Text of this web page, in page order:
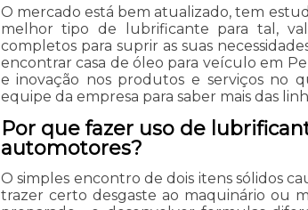
O mercado está bem atualizado, tem
melhor tipo de lubrificante para tal,
completos para suprir as suas
encontrar casa de óleo para veículo em
e inovação nos produtos e serviços no
equipe da empresa para saber mais das
Por que fazer uso de
automotores?
O simples encontro de dois itens sólidos
trazer certo desgaste ao maquinário ou